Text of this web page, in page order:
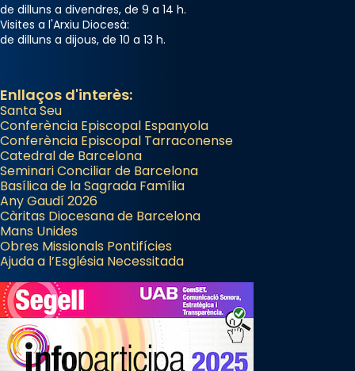
de dilluns a divendres, de 9 a 14 h.
Visites a l'Arxiu Diocesà:
de dilluns a dijous, de 10 a 13 h.
Enllaços d'interès:
Santa Seu
Conferència Episcopal Espanyola
Conferència Episcopal Tarraconense
Catedral de Barcelona
Seminari Conciliar de Barcelona
Basílica de la Sagrada Família
Any Gaudí 2026
Càritas Diocesana de Barcelona
Mans Unides
Obres Missionals Pontifícies
Ajuda a l’Església Necessitada